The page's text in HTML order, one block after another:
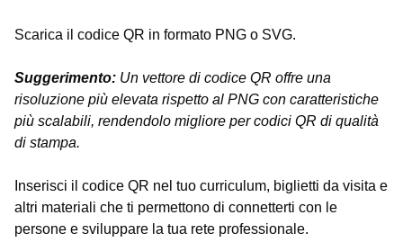
Scarica il codice QR in formato PNG o SVG.
Suggerimento: Un vettore di codice QR offre una
risoluzione più elevata rispetto al PNG con caratteristiche
più scalabili, rendendolo migliore per codici QR di qualità
di stampa.
Inserisci il codice QR nel tuo curriculum, biglietti da visita e
altri materiali che ti permettono di connetterti con le
persone e sviluppare la tua rete professionale.